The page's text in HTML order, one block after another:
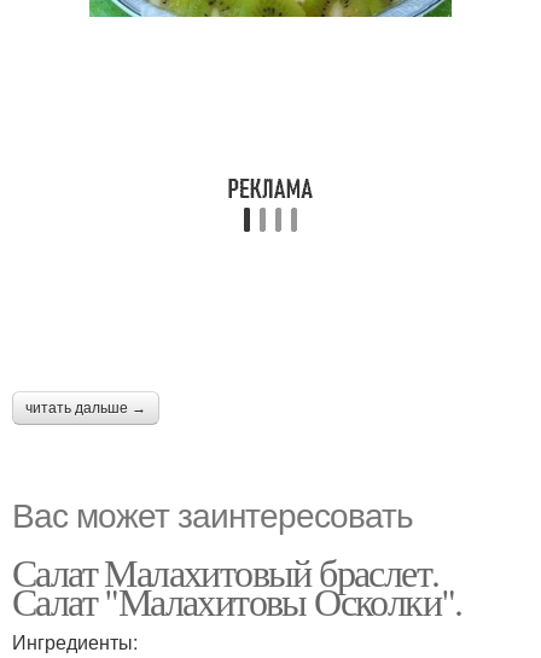
читать дальше →
Вас может заинтересовать
Салат Малахитовый браслет.
Салат "Малахитовы Осколки".
Ингредиенты: